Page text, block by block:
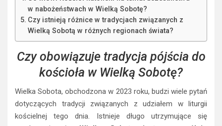
w nabożeństwach w Wielką Sobotę?
Czy istnieją różnice w tradycjach związanych z
Wielką Sobotą w różnych regionach świata?
Czy obowiązuje tradycja pójścia do
kościoła w Wielką Sobotę?
Wielka Sobota, obchodzona w 2023 roku, budzi wiele pytań
dotyczących tradycji związanych z udziałem w liturgii
kościelnej tego dnia. Istnieje długo utrzymujące się